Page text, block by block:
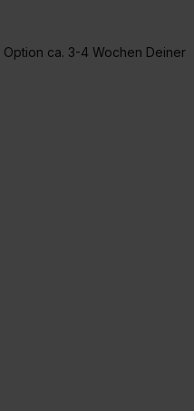
ca. 3-4 Wochen Deiner